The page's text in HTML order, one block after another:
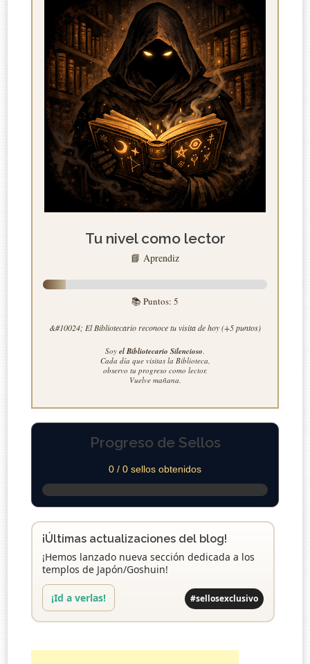
Tu nivel como lector
📘 Aprendiz
📚 Puntos: 5
&#10024; El Bibliotecario reconoce tu visita de hoy (+5 puntos)
Soy el Bibliotecario Silencioso.
Cada día que visitas la Biblioteca,
observo tu progreso como lector.
Vuelve mañana.
Progreso de Sellos
0 / 0 sellos obtenidos
¡Últimas actualizaciones del blog!
¡Hemos lanzado nueva sección dedicada a los
templos de Japón/Goshuin!
¡Id a verlas! #sellosexclusivo